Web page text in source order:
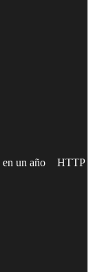
en un año HTTP